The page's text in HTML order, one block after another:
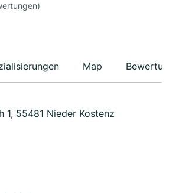
Map
1, 55481 Nieder Kostenz